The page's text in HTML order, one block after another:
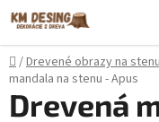
Prejsť
na
obsah
Domov
/Drevené obrazy na
mandala na stenu - Apus
Drevená